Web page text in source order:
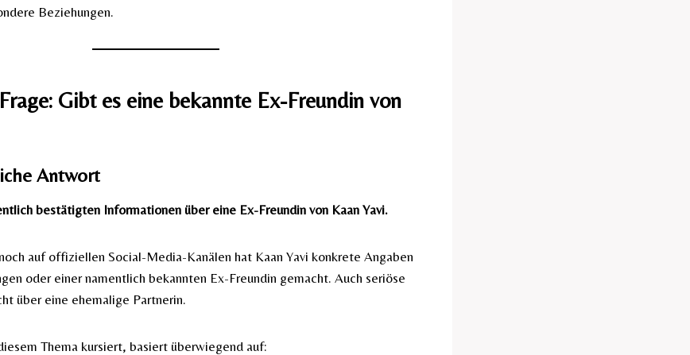
Beziehungen.
Gibt es eine bekannte Ex-Freundin von
Antwort
bestätigten Informationen über eine Ex-Freundin von Kaan Yavi.
auf offiziellen Social-Media-Kanälen hat Kaan Yavi konkrete Angaben
oder einer namentlich bekannten Ex-Freundin gemacht. Auch seriöse
über eine ehemalige Partnerin.
Thema kursiert, basiert überwiegend auf: